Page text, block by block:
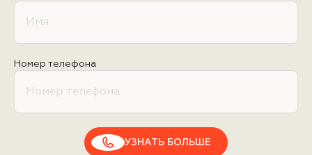
Номер телефона
УЗНАТЬ БОЛЬШЕ